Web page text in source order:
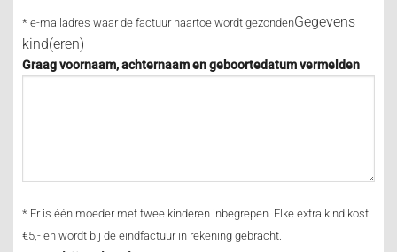
* e-mailadres waar de factuur naartoe wordt gezondenGegevens
kind(eren)
Graag voornaam, achternaam en geboortedatum vermelden
* Er is één moeder met twee kinderen inbegrepen. Elke extra kind kost
€5,- en wordt bij de eindfactuur in rekening gebracht.